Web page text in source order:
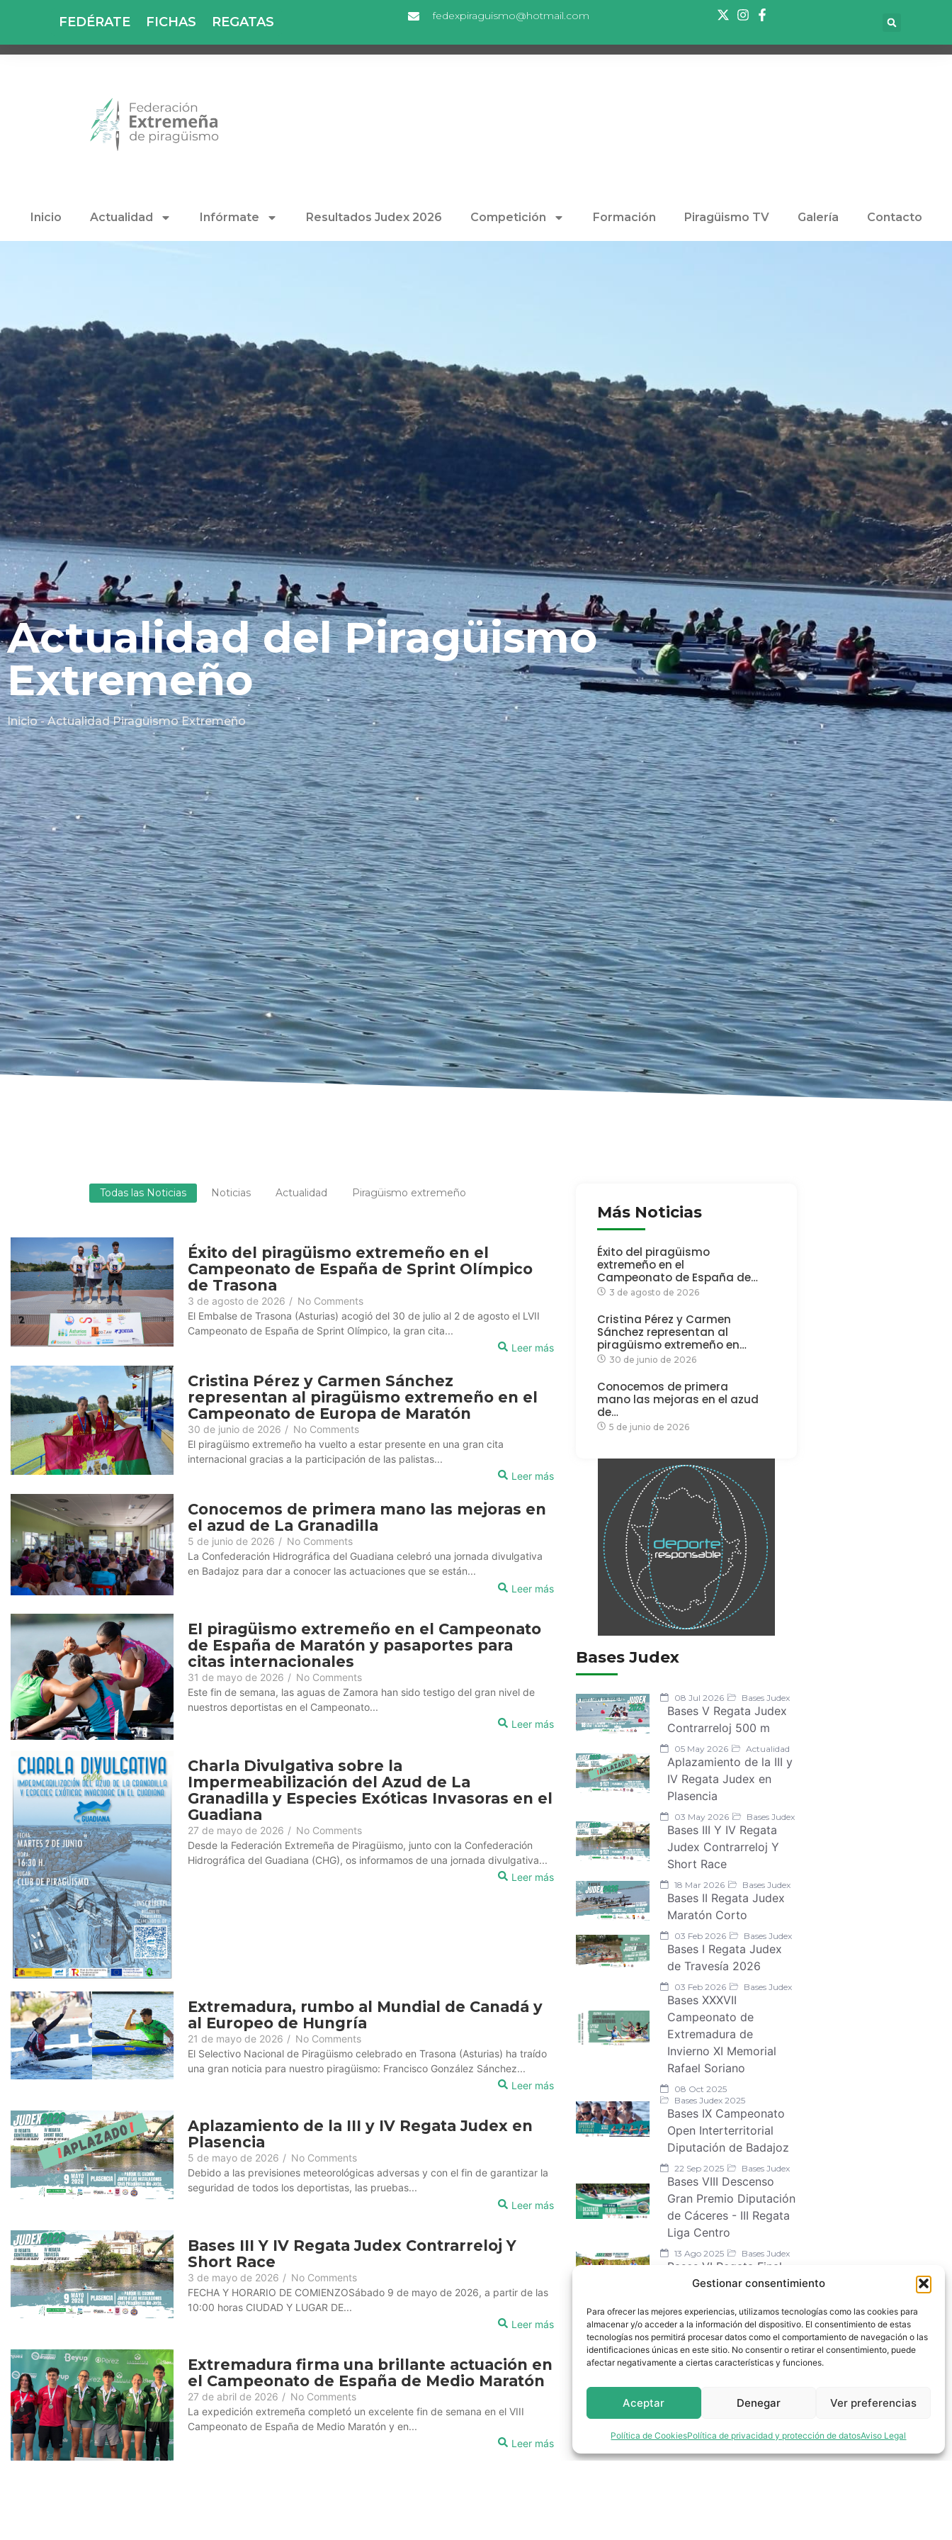
Gestionar consentimiento
Para ofrecer las mejores experiencias, utilizamos tecnologías como las cookies para
almacenar y/o acceder a la información del dispositivo. El consentimiento de estas
tecnologías nos permitirá procesar datos como el comportamiento de navegación o las
identificaciones únicas en este sitio. No consentir o retirar el consentimiento, puede
afectar negativamente a ciertas características y funciones.
Aceptar Denegar Ver preferencias
Política de CookiesPolítica de privacidad y protección de datosAviso Legal
fedexpiraguismo@hotmail.com
FEDÉRATE FICHAS REGATAS
Inicio Actualidad Infórmate Resultados Judex 2026 Competición Formación Piragüismo TV Galería Contacto
Actualidad del Piragüismo
Extremeño
Inicio - Actualidad Piragüismo Extremeño
Todas las Noticias Noticias Actualidad Piragüismo extremeño
Éxito del piragüismo extremeño en el
Campeonato de España de Sprint Olímpico
de Trasona
3 de agosto de 2026 / No Comments
El Embalse de Trasona (Asturias) acogió del 30 de julio al 2 de agosto el LVII
Campeonato de España de Sprint Olímpico, la gran cita...
Leer más
Cristina Pérez y Carmen Sánchez
representan al piragüismo extremeño en el
Campeonato de Europa de Maratón
30 de junio de 2026 / No Comments
El piragüismo extremeño ha vuelto a estar presente en una gran cita
internacional gracias a la participación de las palistas...
Leer más
Conocemos de primera mano las mejoras en
el azud de La Granadilla
5 de junio de 2026 / No Comments
La Confederación Hidrográfica del Guadiana celebró una jornada divulgativa
en Badajoz para dar a conocer las actuaciones que se están...
Leer más
El piragüismo extremeño en el Campeonato
de España de Maratón y pasaportes para
citas internacionales
31 de mayo de 2026 / No Comments
Este fin de semana, las aguas de Zamora han sido testigo del gran nivel de
nuestros deportistas en el Campeonato...
Leer más
Charla Divulgativa sobre la
Impermeabilización del Azud de La
Granadilla y Especies Exóticas Invasoras en el
Guadiana
27 de mayo de 2026 / No Comments
Desde la Federación Extremeña de Piragüismo, junto con la Confederación
Hidrográfica del Guadiana (CHG), os informamos de una jornada divulgativa...
Leer más
Extremadura, rumbo al Mundial de Canadá y
al Europeo de Hungría
21 de mayo de 2026 / No Comments
El Selectivo Nacional de Piragüismo celebrado en Trasona (Asturias) ha traído
una gran noticia para nuestro piragüismo: Francisco González Sánchez...
Leer más
Aplazamiento de la III y IV Regata Judex en
Plasencia
5 de mayo de 2026 / No Comments
Debido a las previsiones meteorológicas adversas y con el fin de garantizar la
seguridad de todos los deportistas, las pruebas...
Leer más
Bases III Y IV Regata Judex Contrarreloj Y
Short Race
3 de mayo de 2026 / No Comments
FECHA Y HORARIO DE COMIENZOSábado 9 de mayo de 2026, a partir de las
10:00 horas CIUDAD Y LUGAR DE...
Leer más
Extremadura firma una brillante actuación en
el Campeonato de España de Medio Maratón
27 de abril de 2026 / No Comments
La expedición extremeña completó un excelente fin de semana en el VIII
Campeonato de España de Medio Maratón y en...
Leer más
Más Noticias
Éxito del piragüismo
extremeño en el
Campeonato de España de…
3 de agosto de 2026
Cristina Pérez y Carmen
Sánchez representan al
piragüismo extremeño en…
30 de junio de 2026
Conocemos de primera
mano las mejoras en el azud
de…
5 de junio de 2026
Bases Judex
08 Jul 2026 Bases Judex
Bases V Regata Judex
Contrarreloj 500 m
05 May 2026 Actualidad
Aplazamiento de la III y
IV Regata Judex en
Plasencia
03 May 2026 Bases Judex
Bases III Y IV Regata
Judex Contrarreloj Y
Short Race
18 Mar 2026 Bases Judex
Bases II Regata Judex
Maratón Corto
03 Feb 2026 Bases Judex
Bases I Regata Judex
de Travesía 2026
03 Feb 2026 Bases Judex
Bases XXXVII
Campeonato de
Extremadura de
Invierno XI Memorial
Rafael Soriano
08 Oct 2025
Bases Judex 2025
Bases IX Campeonato
Open Interterritorial
Diputación de Badajoz
22 Sep 2025 Bases Judex
Bases VIII Descenso
Gran Premio Diputación
de Cáceres - III Regata
Liga Centro
13 Ago 2025 Bases Judex
Bases VI Regata Final
Judex 2025
Bases V Regata Judex
Velocidad 2025